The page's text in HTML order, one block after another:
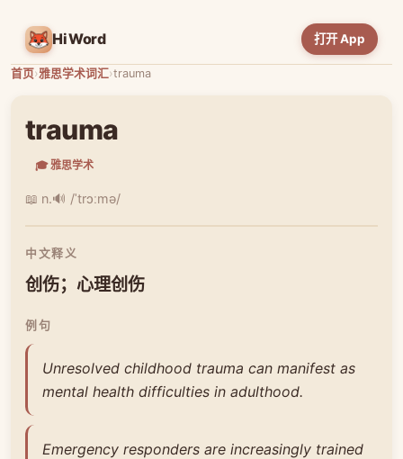
HiWord 打开 App
首页›雅思学术词汇›trauma
trauma
🎓 雅思学术
📖 n.🔊 /ˈtrɔːmə/
中文释义
创伤；心理创伤
例句
Unresolved childhood trauma can manifest as
mental health difficulties in adulthood.
Emergency responders are increasingly trained